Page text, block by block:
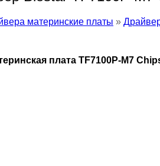
материнские платы »
плата TF7100P-M7